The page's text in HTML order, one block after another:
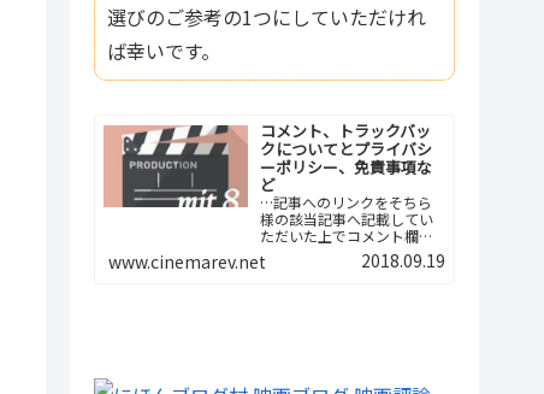
選びのご参考の1つにしていただけれ
ば幸いです。
コメント、トラックバッ
クについてとプライバシ
ーポリシー、免責事項な
ど
…記事へのリンクをそちら
様の該当記事へ記載してい
ただいた上でコメント欄へ
ご報告下さい。つまり、今
後は記事間の相互リンクと
www.cinemarev.net 2018.09.19